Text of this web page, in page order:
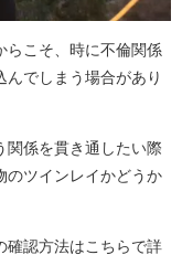
らこそ、時に不倫関係
んでしまう場合があり
関係を貫き通したい際
のツインレイかどうか
確認方法はこちらで詳